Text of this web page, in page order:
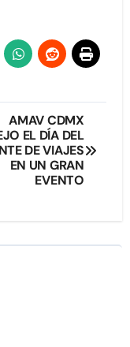
AMAV CDMX
EL DÍA DEL
DE VIAJES
EN UN GRAN
EVENTO